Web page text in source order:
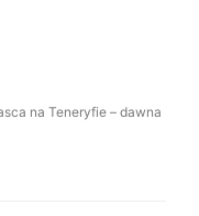
na Teneryfie – dawna